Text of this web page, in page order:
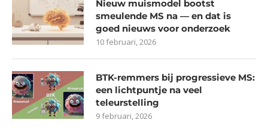
Nieuw muismodel bootst
smeulende MS na — en dat is
goed nieuws voor onderzoek
10 februari, 2026
BTK-remmers bij progressieve MS:
een lichtpuntje na veel
teleurstelling
9 februari, 2026